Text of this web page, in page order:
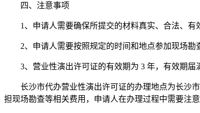
四、注意事项
1、申请人需要确保所提交的材料真实、合法、有
2、申请人需要按照规定的时间和地点参加现场勘
3、营业性演出许可证的有效期为 3 年，有效期
长沙市代办营业性演出许可证的办理地点为长沙
担现场勘查等相关费用，申请人在办理过程中需要注